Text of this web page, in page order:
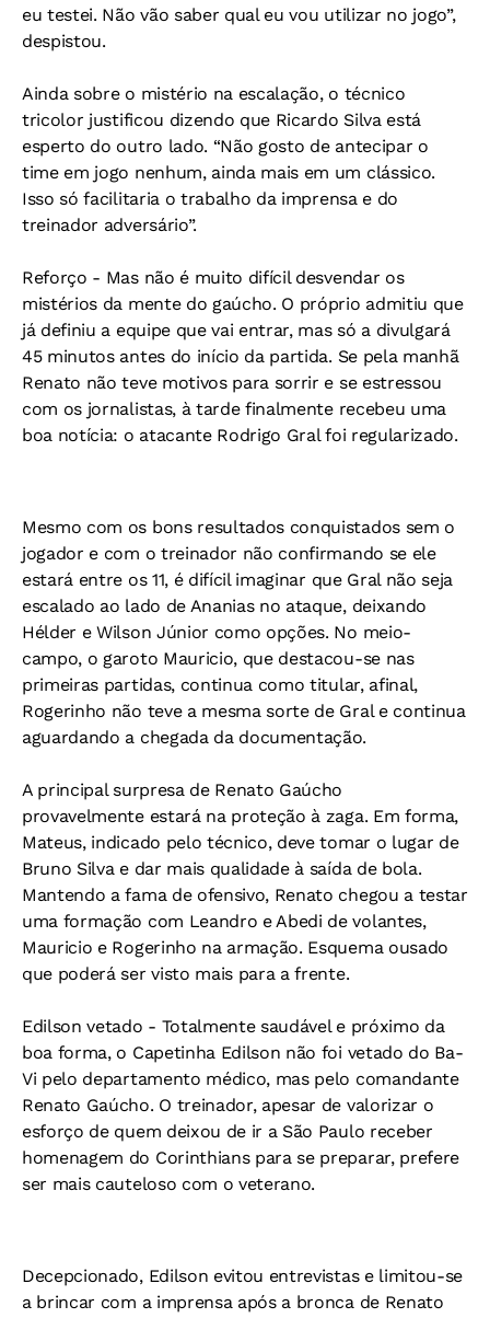
eu testei. Não vão saber qual eu vou utilizar no jogo”,
despistou.
Ainda sobre o mistério na escalação, o técnico
tricolor justificou dizendo que Ricardo Silva está
esperto do outro lado. “Não gosto de antecipar o
time em jogo nenhum, ainda mais em um clássico.
Isso só facilitaria o trabalho da imprensa e do
treinador adversário”.
Reforço - Mas não é muito difícil desvendar os
mistérios da mente do gaúcho. O próprio admitiu que
já definiu a equipe que vai entrar, mas só a divulgará
45 minutos antes do início da partida. Se pela manhã
Renato não teve motivos para sorrir e se estressou
com os jornalistas, à tarde finalmente recebeu uma
boa notícia: o atacante Rodrigo Gral foi regularizado.
Mesmo com os bons resultados conquistados sem o
jogador e com o treinador não confirmando se ele
estará entre os 11, é difícil imaginar que Gral não seja
escalado ao lado de Ananias no ataque, deixando
Hélder e Wilson Júnior como opções. No meio-
campo, o garoto Mauricio, que destacou-se nas
primeiras partidas, continua como titular, afinal,
Rogerinho não teve a mesma sorte de Gral e continua
aguardando a chegada da documentação.
A principal surpresa de Renato Gaúcho
provavelmente estará na proteção à zaga. Em forma,
Mateus, indicado pelo técnico, deve tomar o lugar de
Bruno Silva e dar mais qualidade à saída de bola.
Mantendo a fama de ofensivo, Renato chegou a testar
uma formação com Leandro e Abedi de volantes,
Mauricio e Rogerinho na armação. Esquema ousado
que poderá ser visto mais para a frente.
Edilson vetado - Totalmente saudável e próximo da
boa forma, o Capetinha Edilson não foi vetado do Ba-
Vi pelo departamento médico, mas pelo comandante
Renato Gaúcho. O treinador, apesar de valorizar o
esforço de quem deixou de ir a São Paulo receber
homenagem do Corinthians para se preparar, prefere
ser mais cauteloso com o veterano.
Decepcionado, Edilson evitou entrevistas e limitou-se
a brincar com a imprensa após a bronca de Renato